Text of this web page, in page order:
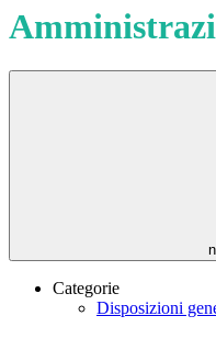
Categorie
Disposizioni